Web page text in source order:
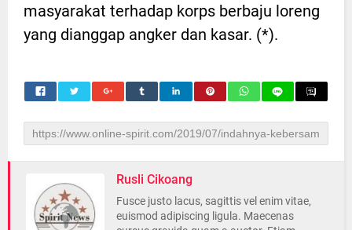
masyarakat terhadap korps berbaju loreng
yang dianggap angker dan kasar. (*).
Rusli Cikoang
Fusce justo lacus, sagittis vel enim vitae,
euismod adipiscing ligula. Maecenas